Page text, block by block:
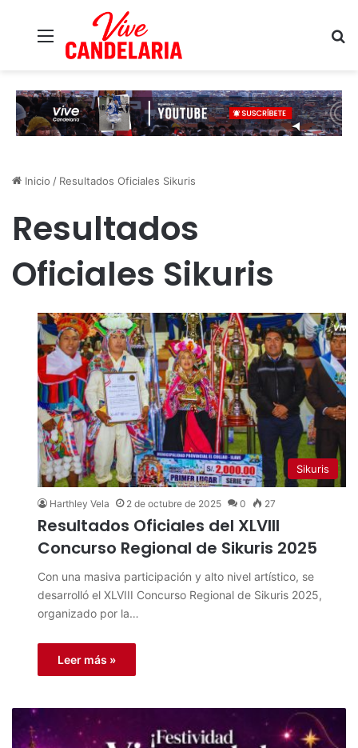
Inicio / Resultados Oficiales Sikuris
Resultados
Oficiales Sikuris
Sikuris
Harthley Vela 2 de octubre de 2025 0 27
Resultados Oficiales del XLVIII
Concurso Regional de Sikuris 2025
Con una masiva participación y alto nivel artístico, se
desarrolló el XLVIII Concurso Regional de Sikuris 2025,
organizado por la…
Leer más »